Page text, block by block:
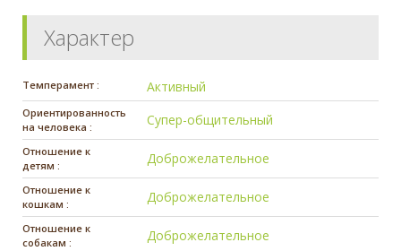
Характер
Темперамент : Активный
Ориентированность
на человека :
Супер-общительный
Отношение к
детям :
Доброжелательное
Отношение к
кошкам :
Доброжелательное
Отношение к
собакам :
Доброжелательное